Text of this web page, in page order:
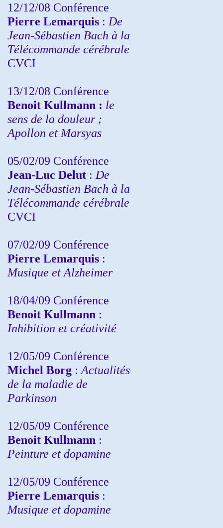
12/12/08 Conférence
Pierre Lemarquis : De
Jean-Sébastien Bach à la
Télécommande cérébrale
CVCI
13/12/08 Conférence
Benoit Kullmann : le
sens de la douleur ;
Apollon et Marsyas
05/02/09 Conférence
Jean-Luc Delut : De
Jean-Sébastien Bach à la
Télécommande cérébrale
CVCI
07/02/09 Conférence
Pierre Lemarquis :
Musique et Alzheimer
18/04/09 Conférence
Benoit Kullmann :
Inhibition et créativité
12/05/09 Conférence
Michel Borg : Actualités
de la maladie de
Parkinson
12/05/09 Conférence
Benoit Kullmann :
Peinture et dopamine
12/05/09 Conférence
Pierre Lemarquis :
Musique et dopamine